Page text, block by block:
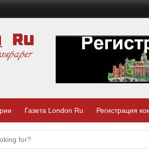
Газета London Ru Регистрация